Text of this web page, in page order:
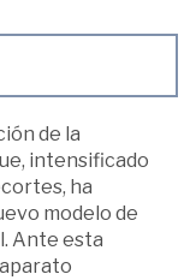
de la
intensificado
ha
modelo de
Ante esta